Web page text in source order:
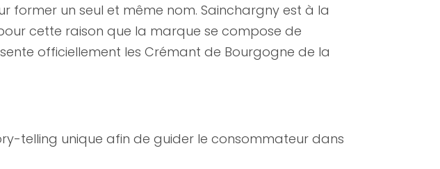
former un seul et même nom. Sainchargny est à la
cette raison que la marque se compose de
officiellement les Crémant de Bourgogne de la
telling unique afin de guider le consommateur dans